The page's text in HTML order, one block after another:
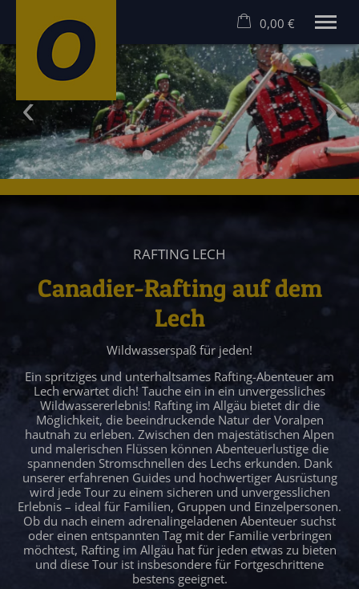
MEHR ERLEBEN! RAFTING UND CANYONING IM ALLGÄU
Rafting Allgäu
Canyoning Allgäu
Hostel
Angebote
Gruppen
Gutscheine
0,00 €
×
Warenkorb ist leer
RAFTING LECH
Canadier-Rafting auf dem
Lech
Wildwasserspaß für jeden!
Ein spritziges und unterhaltsames Rafting-Abenteuer am
Lech erwartet dich! Tauche ein in ein unvergessliches
Wildwassererlebnis! Rafting im Allgäu bietet dir die
Möglichkeit, die beeindruckende Natur der Voralpen
hautnah zu erleben. Zwischen den majestätischen Alpen
und malerischen Flüssen können Abenteuerlustige die
spannenden Stromschnellen des Lechs erkunden. Dank
unserer erfahrenen Guides und hochwertiger Ausrüstung
wird jede Tour zu einem sicheren und unvergesslichen
Erlebnis – ideal für Familien, Gruppen und Einzelpersonen.
Ob du nach einem adrenalingeladenen Abenteuer suchst
oder einen entspannten Tag mit der Familie verbringen
möchtest, Rafting im Allgäu hat für jeden etwas zu bieten
und diese Tour ist insbesondere für Fortgeschrittene
bestens geeignet.